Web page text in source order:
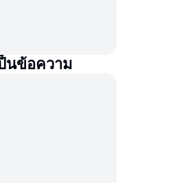
นข้อความ